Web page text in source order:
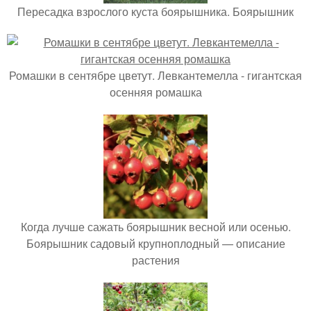
Пересадка взрослого куста боярышника. Боярышник
Ромашки в сентябре цветут. Левкантемелла - гигантская
осенняя ромашка
Когда лучше сажать боярышник весной или осенью.
Боярышник садовый крупноплодный — описание
растения